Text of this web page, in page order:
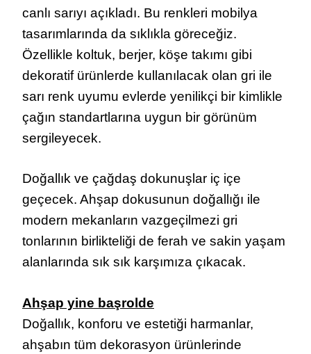
canlı sarıyı açıkladı. Bu renkleri mobilya
tasarımlarında da sıklıkla göreceğiz.
Özellikle koltuk, berjer, köşe takımı gibi
dekoratif ürünlerde kullanılacak olan gri ile
sarı renk uyumu evlerde yenilikçi bir kimlikle
çağın standartlarına uygun bir görünüm
sergileyecek.
Doğallık ve çağdaş dokunuşlar iç içe
geçecek. Ahşap dokusunun doğallığı ile
modern mekanların vazgeçilmezi gri
tonlarının birlikteliği de ferah ve sakin yaşam
alanlarında sık sık karşımıza çıkacak.
Ahşap yine başrolde
Doğallık, konforu ve estetiği harmanlar,
ahşabın tüm dekorasyon ürünlerinde